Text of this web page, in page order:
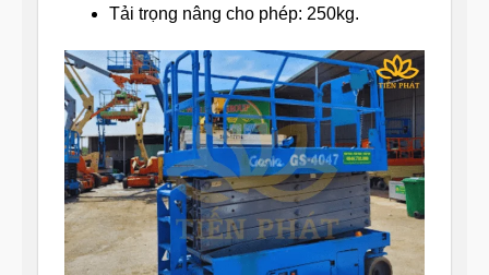
Tải trọng nâng cho phép: 250kg.